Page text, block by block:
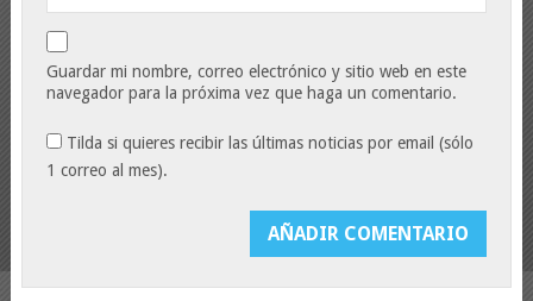
Guardar mi nombre, correo electrónico y sitio web en este
navegador para la próxima vez que haga un comentario.
Tilda si quieres recibir las últimas noticias por email (sólo
1 correo al mes).